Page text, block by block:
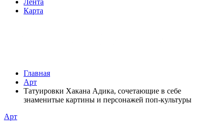
Лента
Карта
Главная
Арт
Татуировки Хакана Адика, сочетающие в себе
знаменитые картины и персонажей поп-культуры
Арт